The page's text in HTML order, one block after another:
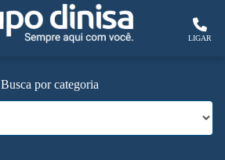
LIGAR
Busca por categoria